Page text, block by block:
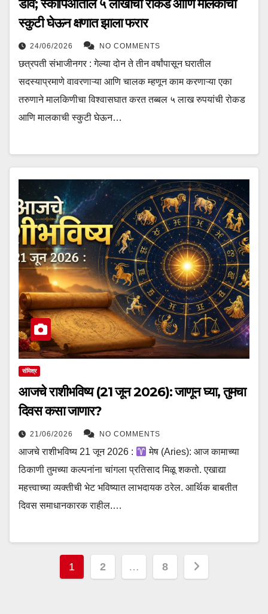
डाव; स्कॉर्पिओतील ५ लाखांची रोकड आणि मालकाची
स्कुटी घेऊन क्षणात झाला फरार
24/06/2026 NO COMMENTS
छत्रपती संभाजीनगर : गेल्या दोन ते तीन वर्षांपासून घरातील
सदस्याप्रमाणे वावरणाऱ्या आणि चालक म्हणून काम करणाऱ्या एका
तरुणाने मालकिणीचा विश्वासघात करत तब्बल ५ लाख रुपयांची रोकड
आणि मालकाची स्कुटी घेऊन…
संमिश्र
आजचे राशीभविष्य (21 जून 2026): जाणून घ्या, तुमचा
दिवस कसा जाणार?
21/06/2026 NO COMMENTS
आजचे राशीभविष्य 21 जून 2026 :
मेष (Aries): आज कामाच्या
ठिकाणी तुमच्या कल्पनांना चांगला प्रतिसाद मिळू शकतो. एखाद्या
महत्त्वाच्या व्यक्तीची भेट भविष्यात लाभदायक ठरेल. आर्थिक बाबतीत
दिवस समाधानकारक राहील.…
Posts
1 2 … 8